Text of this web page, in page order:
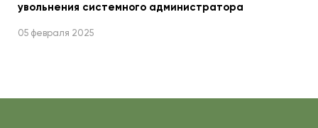
увольнения системного администратора
05 февраля 2025